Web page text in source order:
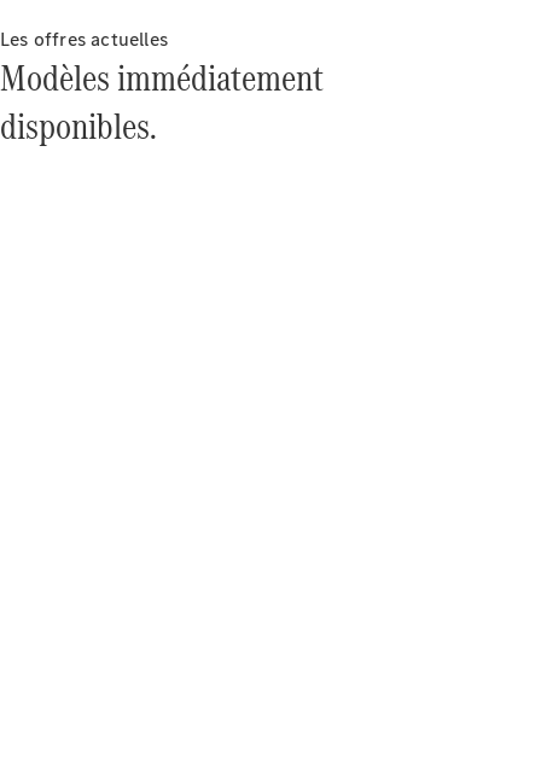
Les offres actuelles
Modèles immédiatement
disponibles.